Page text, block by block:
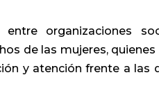
organizaciones
de las mujeres,
y atención frente a las